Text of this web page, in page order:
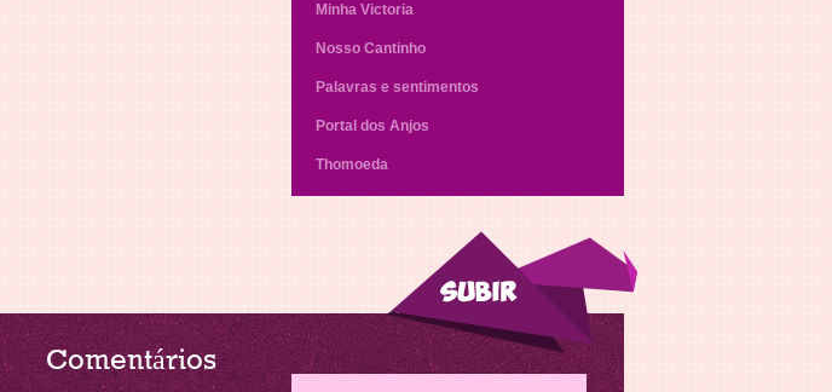
Minha Victoria
Nosso Cantinho
Palavras e sentimentos
Portal dos Anjos
Thomoeda
Comentários